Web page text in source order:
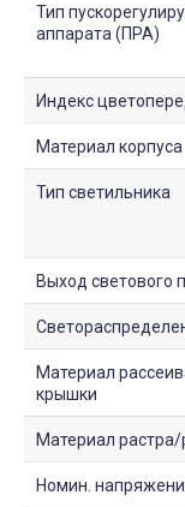
Тип
аппарата (ПРА)
Индекс
Материал корпуса
Тип светильника
Выход светового
Материал
крышки
Материал
Номин.